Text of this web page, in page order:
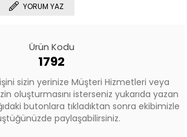
YORUM YAZ
Ürün Kodu
1792
sizin yerinize Müşteri Hizmetleri veya
oluşturmasını isterseniz yukarıda yazan
butonlara tıkladıktan sonra ekibimizle
paylaşabilirsiniz.